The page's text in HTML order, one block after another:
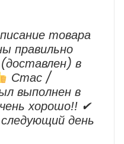
товара
правильно
в
Стас /
выполнен в
хорошо!! ✔
день